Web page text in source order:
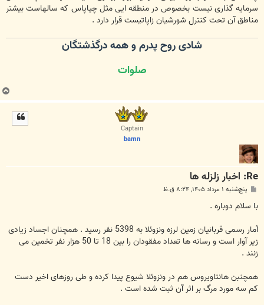
سرمایه گذاری نیست بخصوص در منطقه ایی مثل چیاپاس که سالهاست بیشتر
مناطق آن تحت کنترل شورشیان زاپاتیست قرار دارد .
شادی روح پدرم و همه درگذشتگان
صلوات
Captain
bamn
Re: اخبار زلزله ها
س
ت
پنج‌شنبه ۱ مرداد ۱۴۰۵, ۸:۲۴ ق.ظ
با سلام دوباره .
آمار رسمی قربانیان زمین لرزه ونزوئلا به 5398 نفر رسید . همچنان اجساد زیادی
زیر آوار است و رسانه ها تعداد مفقودان را بین 18 تا 50 هزار نفر تخمین می
زنند .
همچنبن هانتاویروس هم در ونزوئلا شیوع پیدا کرده و طی روزهای اخیر دست
کم سه مورد مرگ بر اثر آن ثبت شده است .